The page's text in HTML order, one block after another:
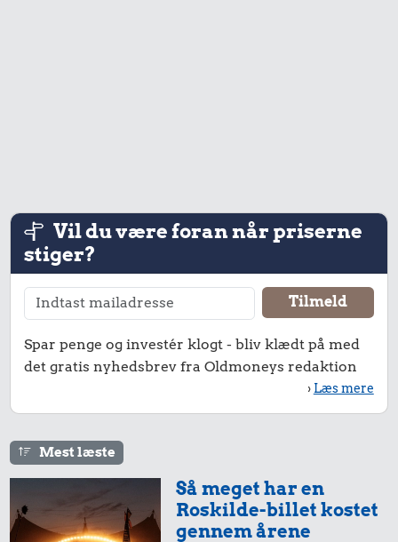
7,53 kr.
Flybillet,
København-
Mallorca
39 kr.
Komfur
0,11 kr.
flæskesvær
3,85 kr.
Togbillet,
Vil du være foran når priserne
stiger?
Spar penge og investér klogt - bliv klædt på med
det gratis nyhedsbrev fra Oldmoneys redaktion
› Læs mere
Mest læste
Så meget har en
Roskilde-billet kostet
gennem årene